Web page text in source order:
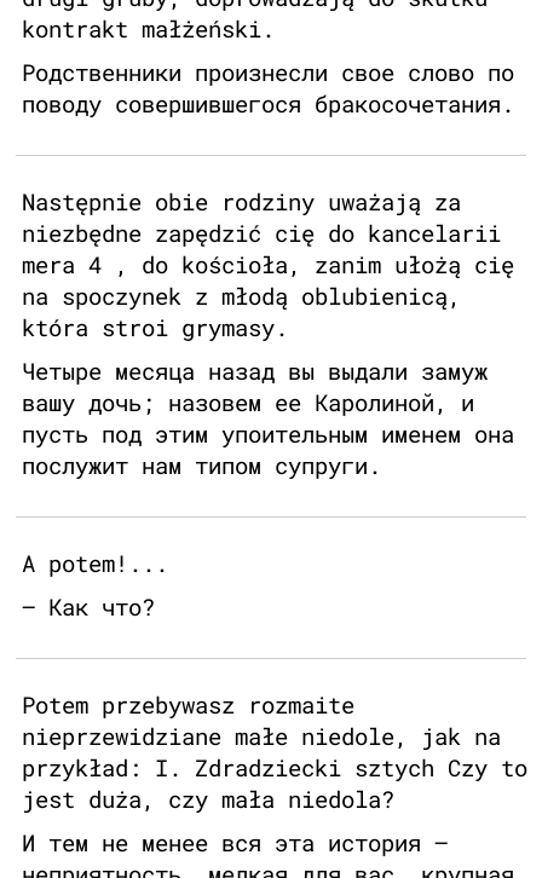
kontrakt małżeński.
Родственники произнесли свое слово по
поводу совершившегося бракосочетания.
Następnie obie rodziny uważają za
niezbędne zapędzić cię do kancelarii
mera 4 , do kościoła, zanim ułożą cię
na spoczynek z młodą oblubienicą,
która stroi grymasy.
Четыре месяца назад вы выдали замуж
вашу дочь; назовем ее Каролиной, и
пусть под этим упоительным именем она
послужит нам типом супруги.
A potem!...
– Как что?
Potem przebywasz rozmaite
nieprzewidziane małe niedole, jak na
przykład: I. Zdradziecki sztych Czy to
jest duża, czy mała niedola?
И тем не менее вся эта история –